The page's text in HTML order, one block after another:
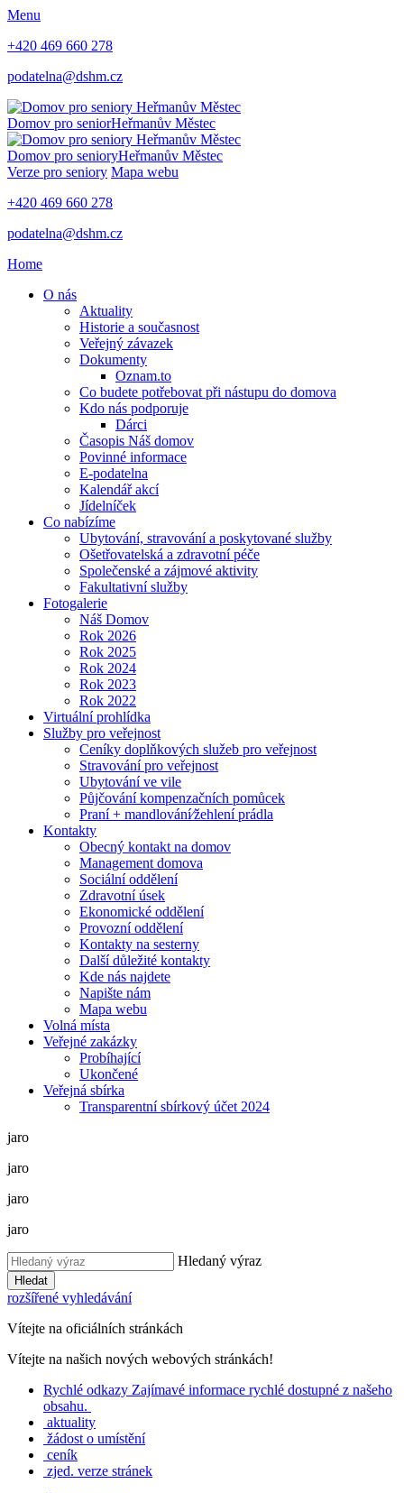
Menu
+420 469 660 278
podatelna@dshm.cz
Domov pro seniorHeřmanův Městec
Domov pro senioryHeřmanův Městec
Verze pro seniory Mapa webu
+420 469 660 278
podatelna@dshm.cz
Home
O nás
Aktuality
Historie a současnost
Veřejný závazek
Dokumenty
Oznam.to
Co budete potřebovat při nástupu do domova
Kdo nás podporuje
Dárci
Časopis Náš domov
Povinné informace
E-podatelna
Kalendář akcí
Jídelníček
Co nabízíme
Ubytování, stravování a poskytované služby
Ošetřovatelská a zdravotní péče
Společenské a zájmové aktivity
Fakultativní služby
Fotogalerie
Náš Domov
Rok 2026
Rok 2025
Rok 2024
Rok 2023
Rok 2022
Virtuální prohlídka
Služby pro veřejnost
Ceníky doplňkových služeb pro veřejnost
Stravování pro veřejnost
Ubytování ve vile
Půjčování kompenzačních pomůcek
Praní + mandlování⁄žehlení prádla
Kontakty
Obecný kontakt na domov
Management domova
Sociální oddělení
Zdravotní úsek
Ekonomické oddělení
Provozní oddělení
Kontakty na sesterny
Další důležité kontakty
Kde nás najdete
Napište nám
Mapa webu
Volná místa
Veřejné zakázky
Probíhající
Ukončené
Veřejná sbírka
Transparentní sbírkový účet 2024
jaro
jaro
jaro
jaro
Hledaný výraz
Hledat
rozšířené vyhledávání
Vítejte na oficiálních stránkách
Vítejte na našich nových webových stránkách!
Rychlé odkazy Zajímavé informace rychlé dostupné z našeho
obsahu.
aktuality
žádost o umístění
ceník
zjed. verze stránek